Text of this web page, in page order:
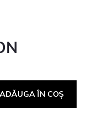
ADĂUGA ÎN COŞ